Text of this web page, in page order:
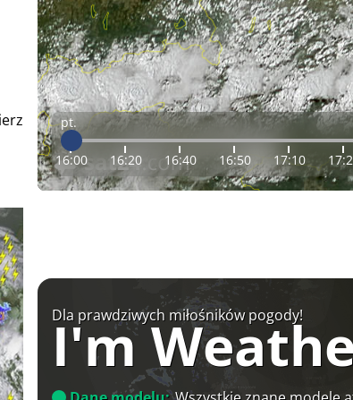
pt.
16:00 16:20 16:40 16:50 17:10
Dla prawdziwych miłośników pogody!
I'm